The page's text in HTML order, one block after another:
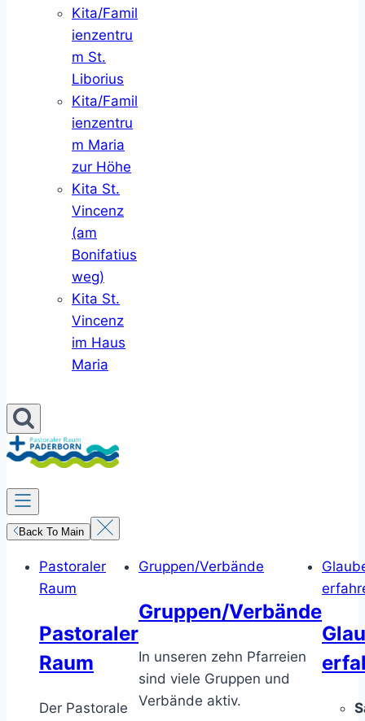
Kita/Famil
ienzentru
m St.
Liborius
Kita/Famil
ienzentru
m Maria
zur Höhe
Kita St.
Vincenz
(am
Bonifatius
weg)
Kita St.
Vincenz
im Haus
Maria
Back To Main
Pastoraler
Raum
Pastoraler
Raum
Der Pastorale
Gruppen/Verbände
Gruppen/Verbände
In unseren zehn Pfarreien
sind viele Gruppen und
Verbände aktiv.